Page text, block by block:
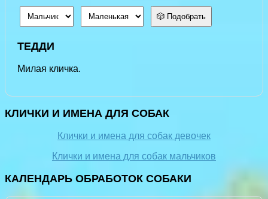
🎲 Подобрать
ТЕДДИ
Милая кличка.
КЛИЧКИ И ИМЕНА ДЛЯ СОБАК
Клички и имена для собак девочек
Клички и имена для собак мальчиков
КАЛЕНДАРЬ ОБРАБОТОК СОБАКИ